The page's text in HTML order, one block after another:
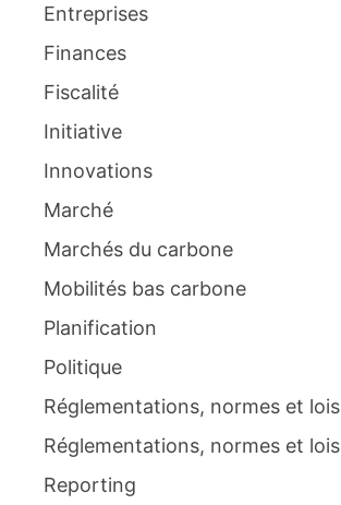
Entreprises
Finances
Fiscalité
Initiative
Innovations
Marché
Marchés du carbone
Mobilités bas carbone
Planification
Politique
Réglementations, normes et lois
Réglementations, normes et lois
Reporting